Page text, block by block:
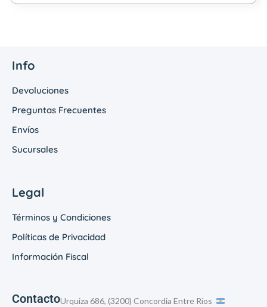
Info
Devoluciones
Preguntas Frecuentes
Envíos
Sucursales
Legal
Términos y Condiciones
Políticas de Privacidad
Información Fiscal
ContactoUrquiza 686, (3200) Concordia Entre Ríos